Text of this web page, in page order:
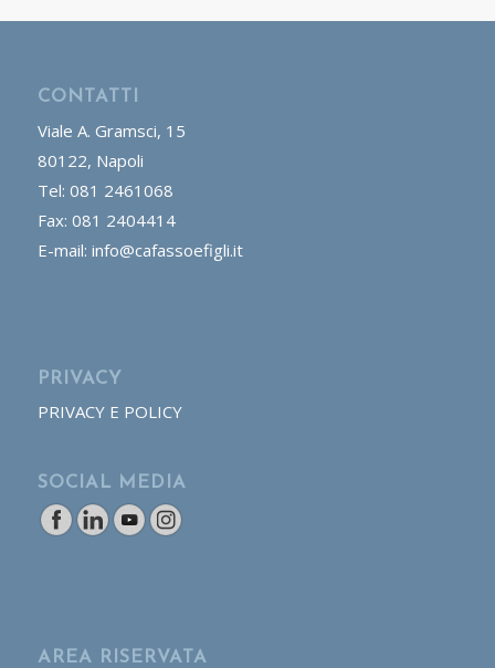
CONTATTI
Viale A. Gramsci, 15
80122, Napoli
Tel: 081 2461068
Fax: 081 2404414
E-mail: info@cafassoefigli.it
PRIVACY
PRIVACY E POLICY
SOCIAL MEDIA
AREA RISERVATA